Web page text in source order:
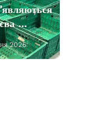
…
2026